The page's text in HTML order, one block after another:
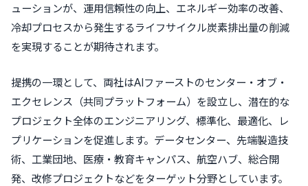
ューションが、運用信頼性の向上、エネルギー効率の改善、
冷却プロセスから発生するライフサイクル炭素排出量の削減
を実現することが期待されます。
提携の一環として、両社はAIファーストのセンター・オブ・
エクセレンス（共同プラットフォーム）を設立し、潜在的な
プロジェクト全体のエンジニアリング、標準化、最適化、レ
プリケーションを促進します。データセンター、先端製造技
術、工業団地、医療・教育キャンパス、航空ハブ、総合開
発、改修プロジェクトなどをターゲット分野としています。